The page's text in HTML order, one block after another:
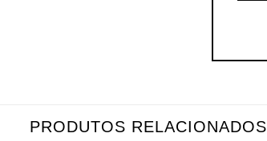
PRODUTOS RELACIONADOS